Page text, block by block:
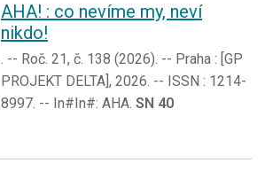
AHA! : co nevíme my, neví
nikdo!
. -- Roč. 21, č. 138 (2026). -- Praha : [GP
PROJEKT DELTA], 2026. -- ISSN : 1214-
8997. -- In#In#: AHA. SN 40